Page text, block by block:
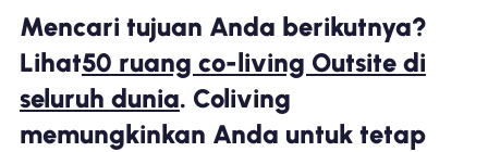
Mencari tujuan Anda berikutnya?
Lihat50 ruang co-living Outsite di
seluruh dunia. Coliving
memungkinkan Anda untuk tetap